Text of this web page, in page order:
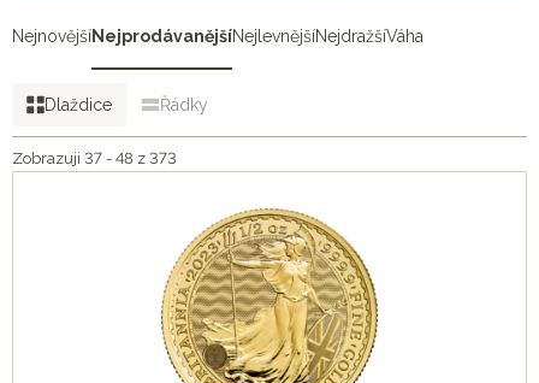
NejnovějšíNejprodávanějšíNejlevnějšíNejdražšíVáha
Dlaždice Řádky
Zobrazuji 37 - 48 z 373